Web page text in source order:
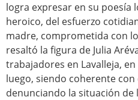
logra expresar en su poesía
heroico, del esfuerzo
madre, comprometida con
resaltó la figura de Julia
trabajadores en Lavalleja,
luego, siendo coherente
denunciando la situación